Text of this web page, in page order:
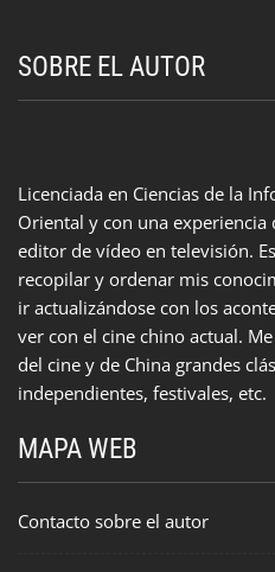
SOBRE EL AUTOR
Licenciada en Ciencias de la
Oriental y con una experiencia
editor de vídeo en televisión.
recopilar y ordenar mis
ir actualizándose con los
ver con el cine chino actual.
del cine y de China grandes
independientes, festivales, etc.
MAPA WEB
Contacto sobre el autor